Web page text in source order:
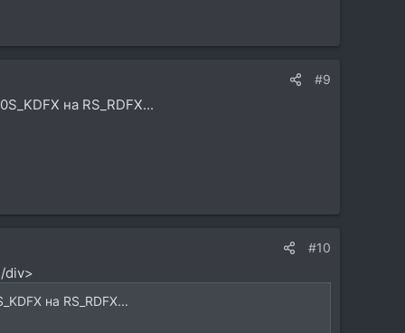
#9
на RS_RDFX...
#10
div>
на RS_RDFX...